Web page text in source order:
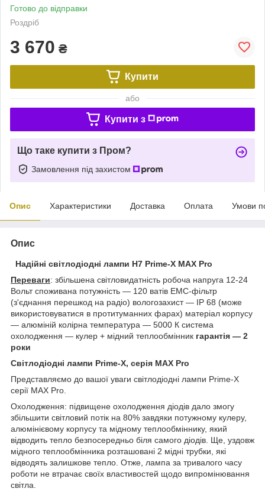
Готово до відправки
Роздріб
3 670 ₴
Купити
або
Купити з
Що таке купити з Пром?
Замовлення під захистом
Опис Характеристики Доставка Оплата Умови
Опис
Надійні світлодіодні лампи H7 Prime-X MAX Pro
Переваги: збільшена світловидатність робоча напруга 12-24
Вольт споживана потужність — 120 ватів EMC-фільтр
(з'єднання перешкод на радіо) вологозахист — IP 68 (може
використовуватися в протитуманних фарах) матеріал корпусу
— алюміній колірна температура — 5000 К система
охолодження — кулер + мідний теплообмінник гарантія — 2
роки
Світлодіодні лампи Prime-X, серія MAX Pro
Представляємо до вашої уваги світлодіодні лампи Prime-X
серії MAX Pro.
Охолодження: підвищене охолодження діодів дало змогу
збільшити світловий потік на 80% завдяки потужному кулеру,
алюмінієвому корпусу та мідному теплообміннику, який
відводить тепло безпосередньо біля самого діодів. Ще, уздовж
мідного теплообмінника розташовані 2 мідні трубки, які
відводять залишкове тепло. Отже, лампа за тривалого часу
роботи не втрачає своїх властивостей щодо випромінювання
світла.